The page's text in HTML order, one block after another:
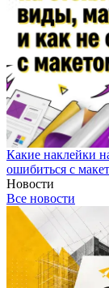
Какие наклейки
ошибиться с
Новости
Все новости